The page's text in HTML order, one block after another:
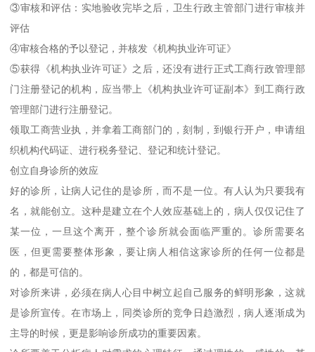
③审核和评估：实地验收完毕之后，卫生行政主管部门进行审核并
评估
④审核合格的予以登记，并核发《机构执业许可证》
⑤获得《机构执业许可证》之后，还没有进行正式工商行政管理部
门注册登记的机构，应当带上《机构执业许可证副本》到工商行政
管理部门进行注册登记。
领取工商营业执，并拿着工商部门的，刻制，到银行开户，申请组
织机构代码证、进行税务登记、登记和统计登记。
创立自身诊所的效应
好的诊所，让病人记住的是诊所，而不是一位。有人认为只要我有
名，就能创立。这种是建立在个人效应基础上的，病人仅仅记住了
某一位，一旦这个离开，整个诊所就会面临严重的。诊所需要名
医，但更需要整体形象，要让病人相信这家诊所的任何一位都是
的，都是可信的。
对诊所来讲，必须在病人心目中树立起自己服务的鲜明形象，这就
是诊所宣传。在市场上，同类诊所的竞争日趋激烈，病人逐渐成为
主导的时候，更是影响诊所成功的重要因素。